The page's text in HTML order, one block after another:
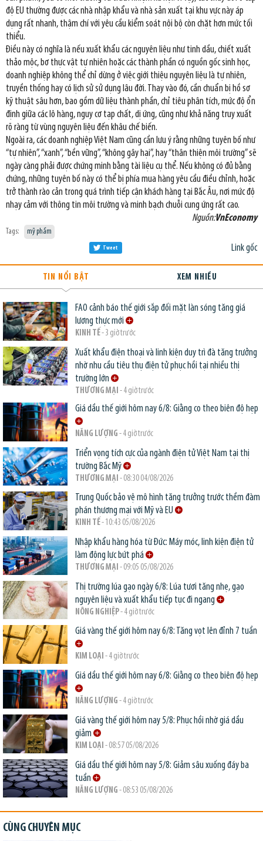
độ EU thường được các nhà nhập khẩu và nhà sản xuất tại khu vực này áp
dụng rất nhanh, thậm chí với yêu cầu kiểm soát nội bộ còn chặt hơn mức tối
thiểu.
Điều này có nghĩa là nếu xuất khẩu các nguyên liệu như tinh dầu, chiết xuất
thảo mộc, bơ thực vật tự nhiên hoặc các thành phần có nguồn gốc sinh học,
doanh nghiệp không thể chỉ dừng ở việc giới thiệu nguyên liệu là tự nhiên,
truyền thống hay có lịch sử sử dụng lâu đời. Thay vào đó, cần chuẩn bị hồ sơ
kỹ thuật sâu hơn, bao gồm dữ liệu thành phần, chỉ tiêu phân tích, mức độ ổn
định giữa các lô hàng, nguy cơ tạp chất, dị ứng, cũng như khả năng truy xuất
rõ ràng từ vùng nguyên liệu đến khâu chế biến.
Ngoài ra, các doanh nghiệp Việt Nam cũng cần lưu ý rằng những tuyên bố như
“tự nhiên”, “xanh”, “bền vững”, “không gây hại”, hay “thân thiện môi trường” sẽ
ngày càng phải được chứng minh bằng tài liệu cụ thể. Nếu không có đủ bằng
chứng, những tuyên bố này có thể bị phía mua hàng yêu cầu điều chỉnh, hoặc
trở thành rào cản trong quá trình tiếp cận khách hàng tại Bắc Âu, nơi mức độ
nhạy cảm với thông tin môi trường và minh bạch chuỗi cung ứng rất cao.
Nguồn:VnEconomy
Tags: mỹ phẩm
Link gốc
Tweet
TIN NỔI BẬT XEM NHIỀU
FAO cảnh báo thế giới sắp đối mặt làn sóng tăng giá
lương thực mới
KINH TẾ- 3 giờ trước
Xuất khẩu điện thoại và linh kiện duy trì đà tăng trưởng
nhờ nhu cầu tiêu thụ điện tử phục hồi tại nhiều thị
trường lớn
THƯƠNG MẠI - 4 giờ trước
Giá dầu thế giới hôm nay 6/8: Giằng co theo biên độ hẹp
NĂNG LƯỢNG - 4 giờ trước
Triển vọng tích cực của ngành điện tử Việt Nam tại thị
trường Bắc Mỹ
THƯƠNG MẠI - 08:30 04/08/2026
Trung Quốc bảo vệ mô hình tăng trưởng trước thềm đàm
phán thương mại với Mỹ và EU
KINH TẾ- 10:43 05/08/2026
Nhập khẩu hàng hóa từ Đức: Máy móc, linh kiện điện tử
làm động lực bứt phá
THƯƠNG MẠI - 09:05 05/08/2026
Thị trường lúa gạo ngày 6/8: Lúa tươi tăng nhẹ, gạo
nguyên liệu và xuất khẩu tiếp tục đi ngang
NÔNG NGHIỆP- 4 giờ trước
Giá vàng thế giới hôm nay 6/8: Tăng vọt lên đỉnh 7 tuần
KIM LOẠI - 4 giờ trước
Giá dầu thế giới hôm nay 6/8: Giằng co theo biên độ hẹp
NĂNG LƯỢNG - 4 giờ trước
Giá vàng thế giới hôm nay 5/8: Phục hồi nhờ giá dầu
giảm
KIM LOẠI - 08:57 05/08/2026
Giá dầu thế giới hôm nay 5/8: Giảm sâu xuống đáy ba
tuần
NĂNG LƯỢNG - 08:53 05/08/2026
CÙNG CHUYÊN MỤC